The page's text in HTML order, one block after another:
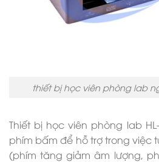
thiết bị học viên phòng lab
Thiết bị học viên phòng lab
phím bấm để hỗ trợ trong việc
(phím tăng giảm âm lượng,